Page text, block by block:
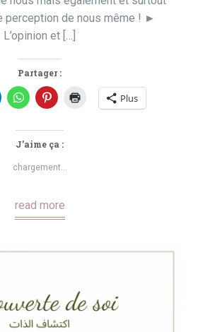
perception de nous même ! ►
L’opinion et […]
Partager :
Plus
J’aime ça :
chargement…
read more